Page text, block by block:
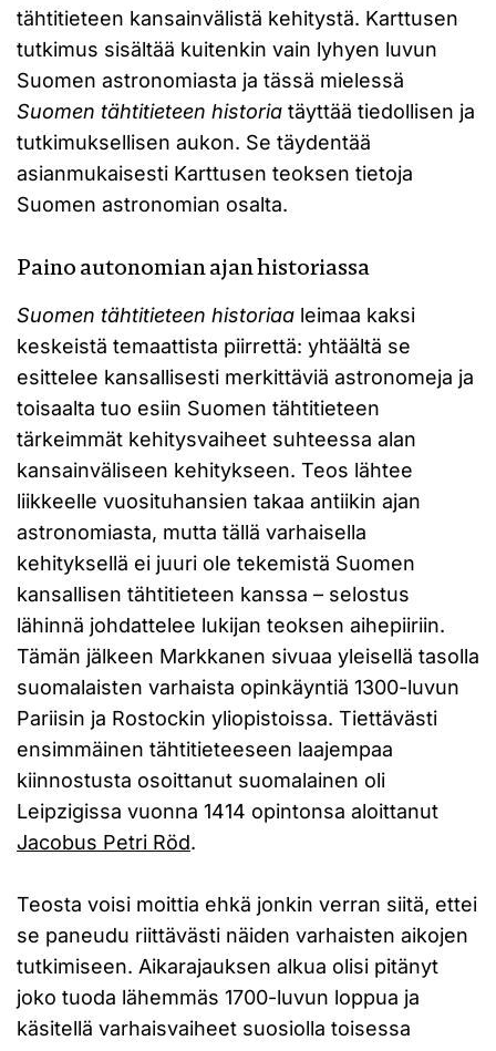
tähtitieteen kansainvälistä kehitystä. Karttusen
tutkimus sisältää kuitenkin vain lyhyen luvun
Suomen astronomiasta ja tässä mielessä
Suomen tähtitieteen historia täyttää tiedollisen ja
tutkimuksellisen aukon. Se täydentää
asianmukaisesti Karttusen teoksen tietoja
Suomen astronomian osalta.
Paino autonomian ajan historiassa
Suomen tähtitieteen historiaa leimaa kaksi
keskeistä temaattista piirrettä: yhtäältä se
esittelee kansallisesti merkittäviä astronomeja ja
toisaalta tuo esiin Suomen tähtitieteen
tärkeimmät kehitysvaiheet suhteessa alan
kansainväliseen kehitykseen. Teos lähtee
liikkeelle vuosituhansien takaa antiikin ajan
astronomiasta, mutta tällä varhaisella
kehityksellä ei juuri ole tekemistä Suomen
kansallisen tähtitieteen kanssa – selostus
lähinnä johdattelee lukijan teoksen aihepiiriin.
Tämän jälkeen Markkanen sivuaa yleisellä tasolla
suomalaisten varhaista opinkäyntiä 1300-luvun
Pariisin ja Rostockin yliopistoissa. Tiettävästi
ensimmäinen tähtitieteeseen laajempaa
kiinnostusta osoittanut suomalainen oli
Leipzigissa vuonna 1414 opintonsa aloittanut
Jacobus Petri Röd.
Teosta voisi moittia ehkä jonkin verran siitä, ettei
se paneudu riittävästi näiden varhaisten aikojen
tutkimiseen. Aikarajauksen alkua olisi pitänyt
joko tuoda lähemmäs 1700-luvun loppua ja
käsitellä varhaisvaiheet suosiolla toisessa